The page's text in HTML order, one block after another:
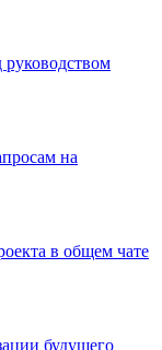
на
в общем чате
будущего